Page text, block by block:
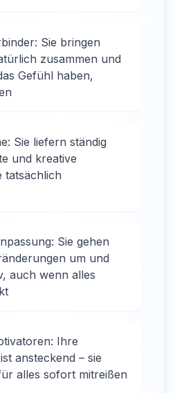
Sie bringen
zusammen und
Gefühl haben,
Sie liefern ständig
und kreative
tatsächlich
Sie gehen
um und
auch wenn alles
Ihre
ansteckend – sie
alles sofort mitreißen